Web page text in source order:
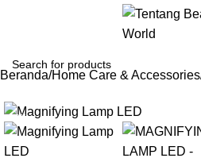
Beranda Home Care & Accessories
-13%